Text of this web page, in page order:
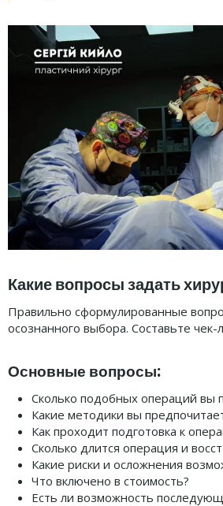
Какие вопросы задать
Правильно сформулированные
осознанного выбора. Составьте чек-
Основные вопросы:
Сколько подобных операций вы
Какие методики вы
Как проходит подготовка к
Сколько длится операция и
Какие риски и осложнения
Что включено в стоимость?
Есть ли возможность